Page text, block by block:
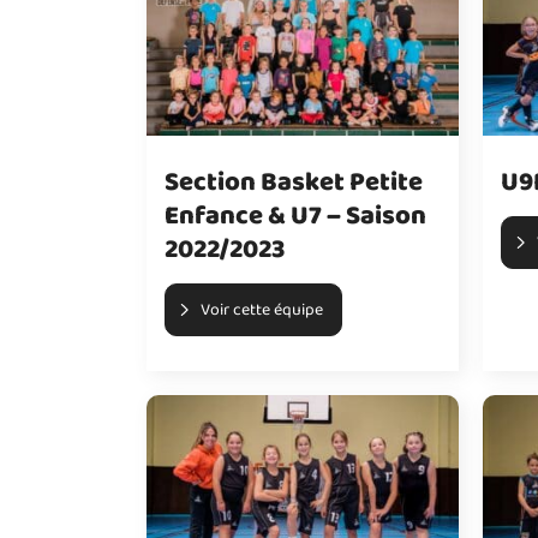
Section Basket Petite
Enfance & U7 – Saison
2022/2023
Voir cette équipe